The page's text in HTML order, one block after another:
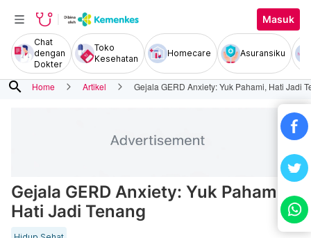
Masuk
Chat
dengan
Dokter
Toko
Kesehatan
Homecare Asuransiku
search Home Artikel Gejala GERD Anxiety: Yuk Pahami, Hati Jadi
Gejala GERD Anxiety: Yuk Pahami,
Hati Jadi Tenang